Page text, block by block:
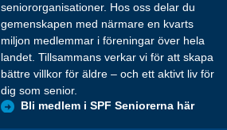
seniororganisationer. Hos oss delar du
gemenskapen med närmare en kvarts
miljon medlemmar i föreningar över hela
landet. Tillsammans verkar vi för att skapa
bättre villkor för äldre – och ett aktivt liv för
dig som senior.
Bli medlem i SPF Seniorerna här